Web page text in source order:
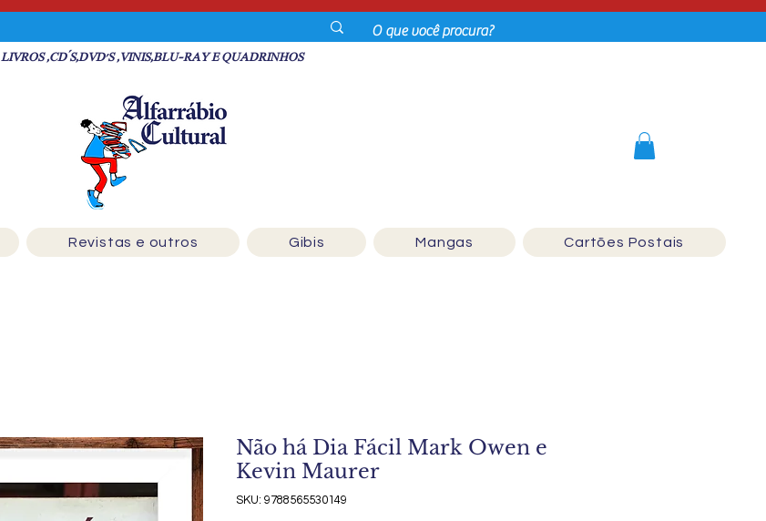
LIVROS ,CD´S,DVD'S ,VINIS,BLU-RAY E QUADRINHOS
Revistas e outros Gibis Mangas Cartões Postais
Não há Dia Fácil Mark Owen e
Kevin Maurer
SKU: 9788565530149